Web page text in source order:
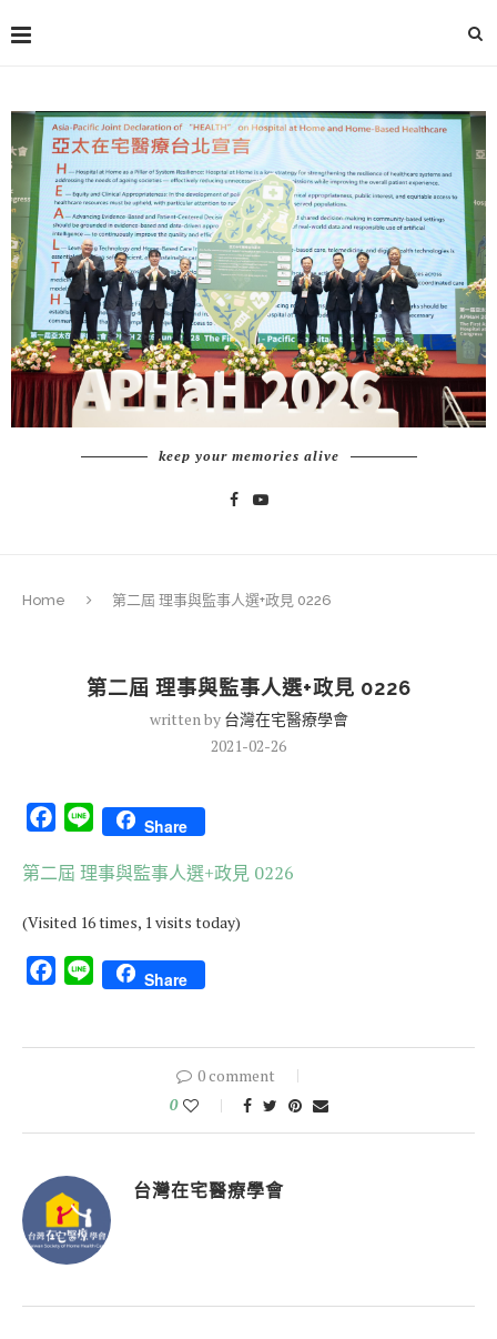
keep your memories alive
Home 第二屆 理事與監事人選+政見 0226
第二屆 理事與監事人選+政見 0226
written by 台灣在宅醫療學會
2021-02-26
Facebook
Line Share
第二屆 理事與監事人選+政見 0226
(Visited 16 times, 1 visits today)
Facebook
Line Share
0 comment
0
台灣在宅醫療學會